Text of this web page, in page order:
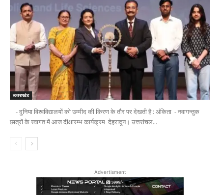
उत्तराखंड
- दुनिया विश्वविद्यालयों को उम्मीद की किरण के तौर पर देखती है : अंकिता - नवागन्तुक
छात्रों के स्वागत में आज दीक्षारम्भ कार्यक्रम देहरादून। उत्तरांचल...
Advertisment